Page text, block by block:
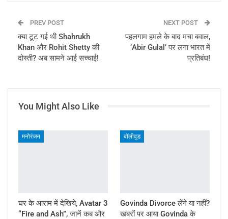
PREV POST
क्या टूट गई थी Shahrukh
Khan और Rohit Shetty की
दोस्ती? अब सामने आई सच्चाई!
NEXT POST
पहलगाम हमले के बाद मचा बवाल,
‘Abir Gulal’ पर लगा भारत में
प्रतिबंध!
You Might Also Like
मनोरंजन
घर के आराम में देखिये, Avatar 3
“Fire and Ash”, जानें कब और
बॉलीवुड
Govinda Divorce लेंगे या नहीं?
खबरों पर आया Govinda के